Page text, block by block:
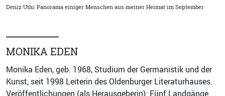
Deniz Utlu: Panorama einiger Menschen aus meiner Heimat im September
MONIKA EDEN
Monika Eden, geb. 1968, Studium der Germanistik und der
Kunst, seit 1998 Leiterin des Oldenburger Literaturhauses.
Veröffentlichungen (als Herausgeberin): Fünf Landgänge.